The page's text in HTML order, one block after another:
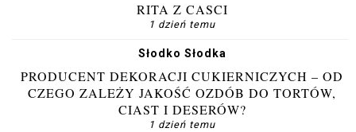
RITA Z CASCI
1 dzień temu
Słodko Słodka
PRODUCENT DEKORACJI CUKIERNICZYCH – OD
CZEGO ZALEŻY JAKOŚĆ OZDÓB DO TORTÓW,
CIAST I DESERÓW?
1 dzień temu